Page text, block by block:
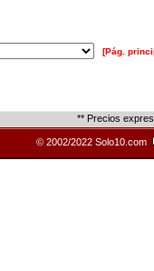
[Pág.
** Precios
© 2002/2022 Solo10.com